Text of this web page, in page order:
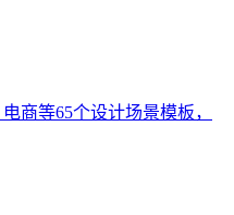
商等65个设计场景模板，